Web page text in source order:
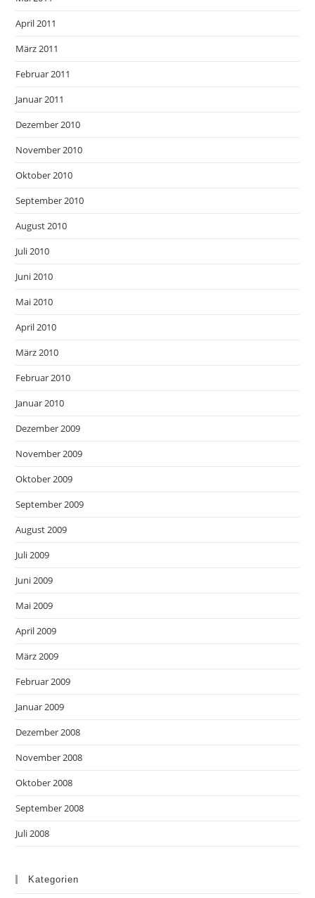
April 2011
März 2011
Februar 2011
Januar 2011
Dezember 2010
November 2010
Oktober 2010
September 2010
August 2010
Juli 2010
Juni 2010
Mai 2010
April 2010
März 2010
Februar 2010
Januar 2010
Dezember 2009
November 2009
Oktober 2009
September 2009
August 2009
Juli 2009
Juni 2009
Mai 2009
April 2009
März 2009
Februar 2009
Januar 2009
Dezember 2008
November 2008
Oktober 2008
September 2008
Juli 2008
Kategorien